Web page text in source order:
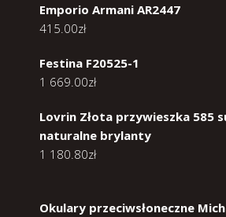
Emporio Armani AR2447
415.00zł
Festina F20525-1
1 669.00zł
Lovrin Złota przywieszka 585
naturalne brylanty
1 180.80zł
Okulary przeciwsłoneczne